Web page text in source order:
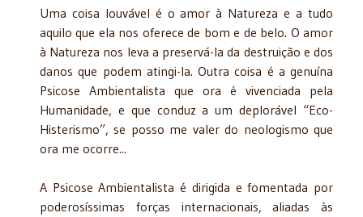
Uma coisa louvável é o amor à Natureza e a tudo
aquilo que ela nos oferece de bom e de belo. O amor
à Natureza nos leva a preservá-la da destruição e dos
danos que podem atingi-la. Outra coisa é a genuína
Psicose Ambientalista que ora é vivenciada pela
Humanidade, e que conduz a um deplorável “Eco-
Histerismo”, se posso me valer do neologismo que
ora me ocorre...
A Psicose Ambientalista é dirigida e fomentada por
poderosíssimas forças internacionais, aliadas às